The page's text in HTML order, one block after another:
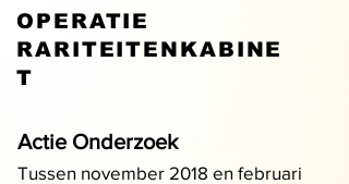
OPERATIE
RARITEITENKABINE
T
Actie Onderzoek
Tussen november 2018 en februari